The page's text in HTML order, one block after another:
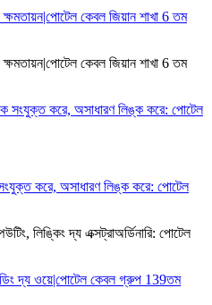
ক্ষমতায়ন|পোটেল কেবল জিয়ান শাখা 6 তম
ক্ষমতায়ন|পোটেল কেবল জিয়ান শাখা 6 তম
করে, অসাধারণ লিঙ্ক করে: পোটেল
লিঙ্কিং দ্য এক্সট্রাঅর্ডিনারি: পোটেল